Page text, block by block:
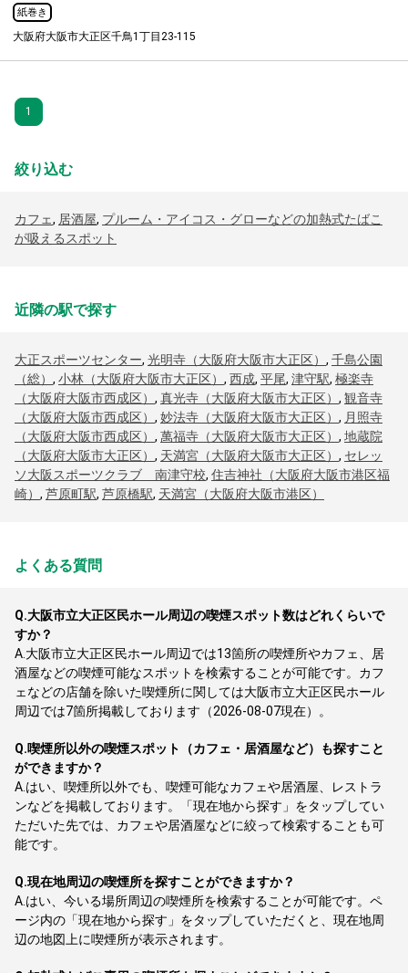
紙巻き
大阪府大阪市大正区千鳥1丁目23‐115
1
絞り込む
カフェ, 居酒屋, プルーム・アイコス・グローなどの加熱式たばこ
が吸えるスポット
近隣の駅で探す
大正スポーツセンター, 光明寺（大阪府大阪市大正区） , 千島公園
（総） , 小林（大阪府大阪市大正区） , 西成, 平尾, 津守駅, 極楽寺
（大阪府大阪市西成区） , 真光寺（大阪府大阪市大正区） , 観音寺
（大阪府大阪市西成区） , 妙法寺（大阪府大阪市大正区） , 月照寺
（大阪府大阪市西成区） , 萬福寺（大阪府大阪市大正区） , 地蔵院
（大阪府大阪市大正区） , 天満宮（大阪府大阪市大正区） , セレッ
ソ大阪スポーツクラブ 南津守校, 住吉神社（大阪府大阪市港区福
崎） , 芦原町駅, 芦原橋駅, 天満宮（大阪府大阪市港区）
よくある質問
Q.大阪市立大正区民ホール周辺の喫煙スポット数はどれくらいで
すか？
A. 大阪市立大正区民ホール周辺では13箇所の喫煙所やカフェ、居
酒屋などの喫煙可能なスポットを検索することが可能です。カフ
ェなどの店舗を除いた喫煙所に関しては大阪市立大正区民ホール
周辺では7箇所掲載しております（2026-08-07現在）。
Q.喫煙所以外の喫煙スポット（カフェ・居酒屋など）も探すこと
ができますか？
A. はい、喫煙所以外でも、喫煙可能なカフェや居酒屋、レストラ
ンなどを掲載しております。「現在地から探す」をタップしてい
ただいた先では、カフェや居酒屋などに絞って検索することも可
能です。
Q.現在地周辺の喫煙所を探すことができますか？
A. はい、今いる場所周辺の喫煙所を検索することが可能です。ペ
ージ内の「現在地から探す」をタップしていただくと、現在地周
辺の地図上に喫煙所が表示されます。